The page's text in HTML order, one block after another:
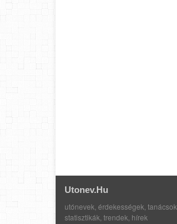
Utonev.hu
utónevek, érdekességek, tanácsok,
statisztikák, trendek, hírek